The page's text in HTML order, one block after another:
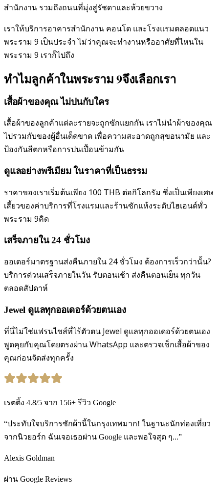
สำนักงาน รวมถึงถนนที่มุ่งสู่รัชดาและห้วยขวาง
เราให้บริการอาคารสำนักงาน คอนโด และโรงแรมตลอดแนว
พระราม 9 เป็นประจำ ไม่ว่าคุณจะทำงานหรืออาศัยที่ไหนใน
พระราม 9 เราก็ไปถึง
ทำไมลูกค้าในพระราม 9จึงเลือกเรา
เสื้อผ้าของคุณ ไม่ปนกับใคร
เสื้อผ้าของลูกค้าแต่ละรายจะถูกซักแยกกัน เราไม่นำผ้าของคุณ
ไปรวมกับของผู้อื่นเด็ดขาด เพื่อความสะอาดถูกสุขอนามัย และ
ป้องกันสีตกหรือการปนเปื้อนข้ามกัน
ดูแลอย่างพรีเมียม ในราคาที่เป็นธรรม
ราคาของเราเริ่มต้นเพียง 100 THB ต่อกิโลกรัม ซึ่งเป็นเพียงเศษ
เสี้ยวของค่าบริการที่โรงแรมและร้านซักแห้งระดับไฮเอนด์ทั่ว
พระราม 9คิด
เสร็จภายใน 24 ชั่วโมง
ออเดอร์มาตรฐานส่งคืนภายใน 24 ชั่วโมง ต้องการเร็วกว่านั้น?
บริการด่วนเสร็จภายในวัน รับตอนเช้า ส่งคืนตอนเย็น ทุกวัน
ตลอดสัปดาห์
Jewel ดูแลทุกออเดอร์ด้วยตนเอง
ที่นี่ไม่ใช่แฟรนไชส์ที่ไร้ตัวตน Jewel ดูแลทุกออเดอร์ด้วยตนเอง
พูดคุยกับคุณโดยตรงผ่าน WhatsApp และตรวจเช็กเสื้อผ้าของ
คุณก่อนจัดส่งทุกครั้ง
เรตติ้ง 4.8/5 จาก 156+ รีวิว Google
“ประทับใจบริการซักผ้านี้ในกรุงเทพมาก! ในฐานะนักท่องเที่ยว
จากนิวยอร์ก ฉันเจอเธอผ่าน Google และพอใจสุด ๆ...”
Alexis Goldman
ผ่าน Google Reviews